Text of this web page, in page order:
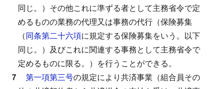
同じ。）その他これに準ずる者として主務省令で定
めるものの業務の代理又は事務の代行（保険募集
（同条第二十六項に規定する保険募集をいう。以下
同じ。）及びこれに関連する事務として主務省令で
定めるものに限る。）を行うことができる。
７ 第一項第三号の規定により共済事業（組合員その